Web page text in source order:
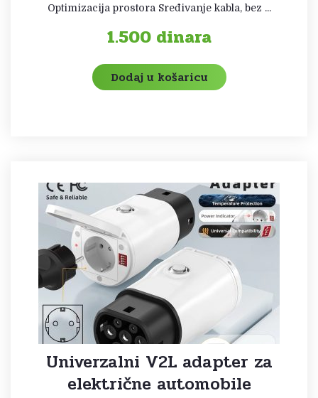
Optimizacija prostora Sređivanje kabla, bez ...
1.500 dinara
Dodaj u košaricu
Univerzalni V2L adapter za
električne automobile